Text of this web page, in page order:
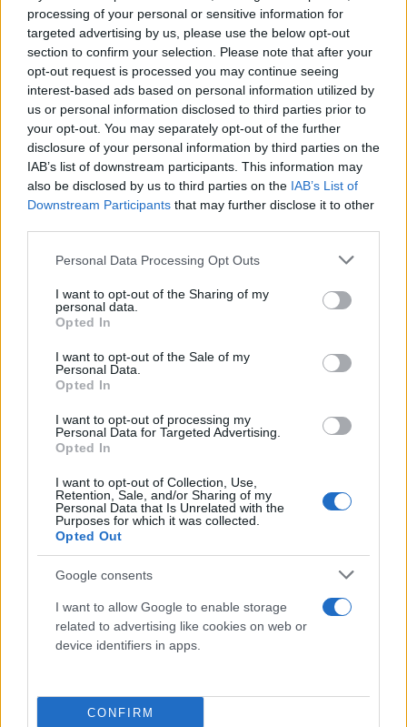
processing of your personal or sensitive information for
targeted advertising by us, please use the below opt-out
section to confirm your selection. Please note that after your
opt-out request is processed you may continue seeing
interest-based ads based on personal information utilized by
us or personal information disclosed to third parties prior to
your opt-out. You may separately opt-out of the further
disclosure of your personal information by third parties on the
IAB’s list of downstream participants. This information may
also be disclosed by us to third parties on the IAB’s List of
Downstream Participants that may further disclose it to other
Please note that this website/app uses one or more Google
not limited to your visit or usage behaviour. You may click to
grant or deny consent to Google and its third-party tags to
use your data for below specified purposes in below Google
consent section.
Personal Data Processing Opt Outs
I want to opt-out of the Sharing of my
personal data.
Opted In
I want to opt-out of the Sale of my
Personal Data.
Opted In
I want to opt-out of processing my
Personal Data for Targeted Advertising.
Opted In
I want to opt-out of Collection, Use,
Retention, Sale, and/or Sharing of my
Personal Data that Is Unrelated with the
Purposes for which it was collected.
Opted Out
Google consents
I want to allow Google to enable storage
related to advertising like cookies on web or
device identifiers in apps.
CONFIRM
Χωρίς να χαθεί πολύτιμος χρόνος, του παρείχαν
τις απαραίτητες Πρώτες Βοήθειες, ενώ
προχώρησαν και στην τοποθέτηση αυχενικού
κολάρου, καθώς υπήρχε υποψία τραυματισμού
στην αυχενική μοίρα της σπονδυλικής στήλης.